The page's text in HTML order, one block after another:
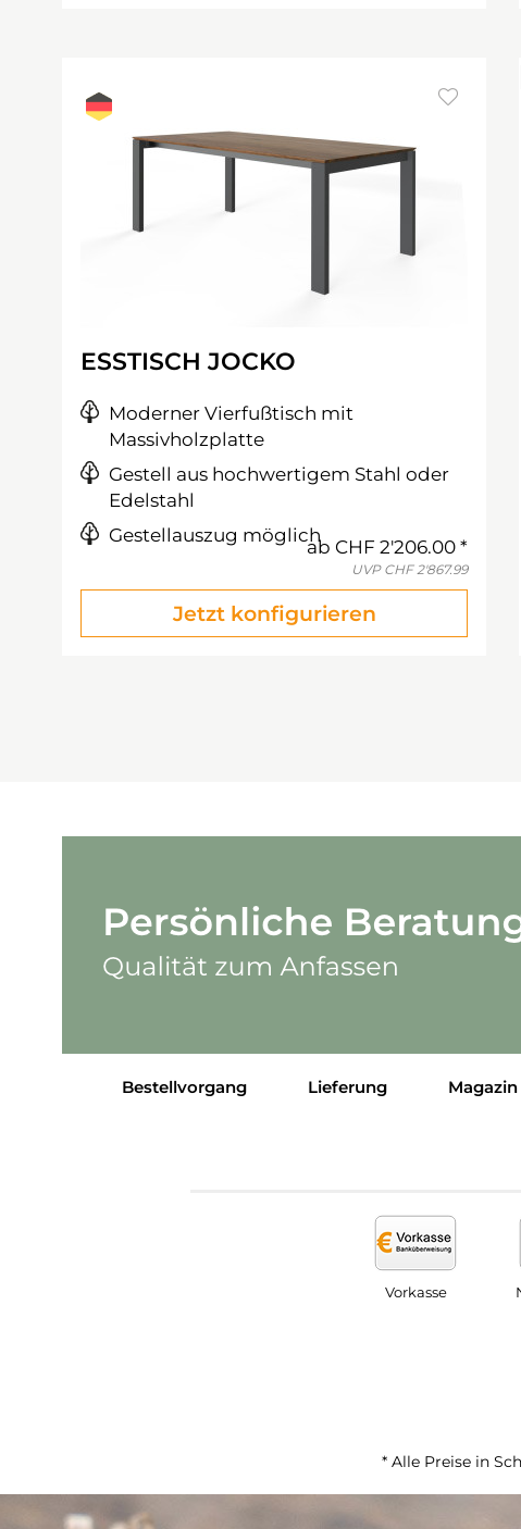
ESSTISCH JOCKO
Moderner Vierfußtisch mit
Massivholzplatte
Gestell aus hochwertigem Stahl oder
Edelstahl
Gestellauszug möglich
ab CHF 2'206.00
UVP CHF 2'867.99
Jetzt konfigurieren
Bestellvorgang Lieferung Magazin
Vorkasse
* Alle Preise in